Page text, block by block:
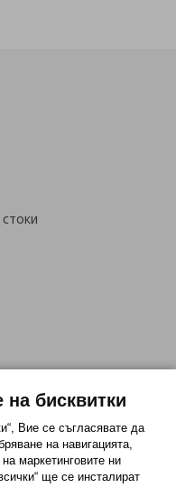
на бисквитки
Вие се съгласявате да
на навигацията,
маркетинговите ни
ще се инсталират